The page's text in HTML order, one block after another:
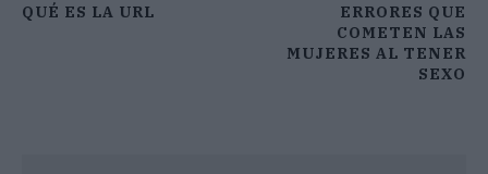
QUÉ ES LA URL
ERRORES QUE
COMETEN LAS
MUJERES AL TENER
SEXO